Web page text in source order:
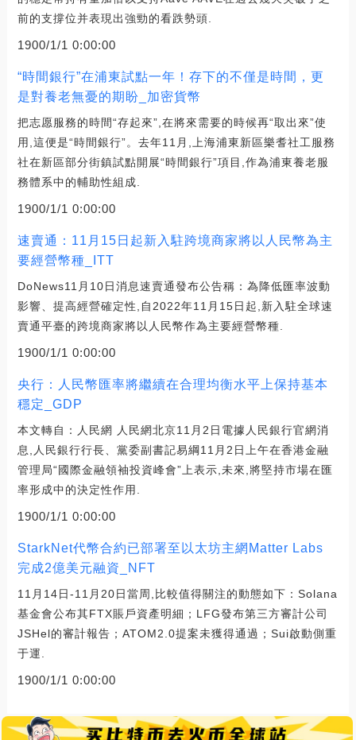
前的支撐位并表現出強勁的看跌勢頭.
1900/1/1 0:00:00
“時間銀行”在浦東試點一年！存下的不僅是時間，更
是對養老無憂的期盼_加密貨幣
把志愿服務的時間“存起來”,在將來需要的時候再“取出來”使
用,這便是“時間銀行”。去年11月,上海浦東新區樂耆社工服務
社在新區部分街鎮試點開展“時間銀行”項目,作為浦東養老服
務體系中的輔助性組成.
1900/1/1 0:00:00
速賣通：11月15日起新入駐跨境商家將以人民幣為主
要經營幣種_ITT
DoNews11月10日消息速賣通發布公告稱：為降低匯率波動
影響、提高經營確定性,自2022年11月15日起,新入駐全球速
賣通平臺的跨境商家將以人民幣作為主要經營幣種.
1900/1/1 0:00:00
央行：人民幣匯率將繼續在合理均衡水平上保持基本
穩定_GDP
本文轉自：人民網 人民網北京11月2日電據人民銀行官網消
息,人民銀行行長、黨委副書記易綱11月2日上午在香港金融
管理局“國際金融領袖投資峰會”上表示,未來,將堅持市場在匯
率形成中的決定性作用.
1900/1/1 0:00:00
StarkNet代幣合約已部署至以太坊主網Matter Labs
完成2億美元融資_NFT
11月14日-11月20日當周,比較值得關注的動態如下：Solana
基金會公布其FTX賬戶資產明細；LFG發布第三方審計公司
JSHel的審計報告；ATOM2.0提案未獲得通過；Sui啟動側重
于運.
1900/1/1 0:00:00